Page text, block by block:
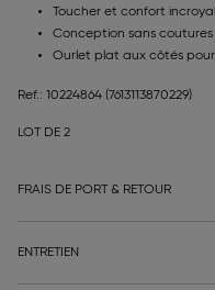
Toucher et confort
Conception sans
Ourlet plat aux côtés
Ref.: 10224864 (7613113870229)
LOT DE 2
FRAIS DE PORT & RETOUR
ENTRETIEN